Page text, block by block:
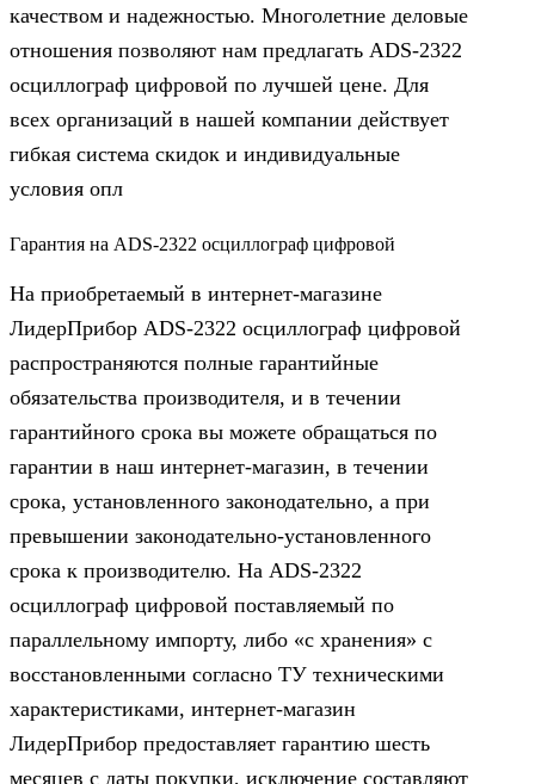
качеством и надежностью. Многолетние деловые
отношения позволяют нам предлагать ADS-2322
осциллограф цифровой по лучшей цене. Для
всех организаций в нашей компании действует
гибкая система скидок и индивидуальные
условия опл
Гарантия на ADS-2322 осциллограф цифровой
На приобретаемый в интернет-магазине
ЛидерПрибор ADS-2322 осциллограф цифровой
распространяются полные гарантийные
обязательства производителя, и в течении
гарантийного срока вы можете обращаться по
гарантии в наш интернет-магазин, в течении
срока, установленного законодательно, а при
превышении законодательно-установленного
срока к производителю. На ADS-2322
осциллограф цифровой поставляемый по
параллельному импорту, либо «с хранения» с
восстановленными согласно ТУ техническими
характеристиками, интернет-магазин
ЛидерПрибор предоставляет гарантию шесть
месяцев с даты покупки, исключение составляют